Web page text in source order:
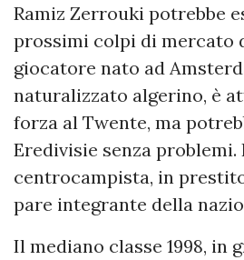
Ramiz Zerrouki potrebbe
prossimi colpi di mercato
giocatore nato ad
naturalizzato algerino, è
forza al Twente, ma
Eredivisie senza problemi.
centrocampista, in
pare integrante della
Il mediano classe 1998, in